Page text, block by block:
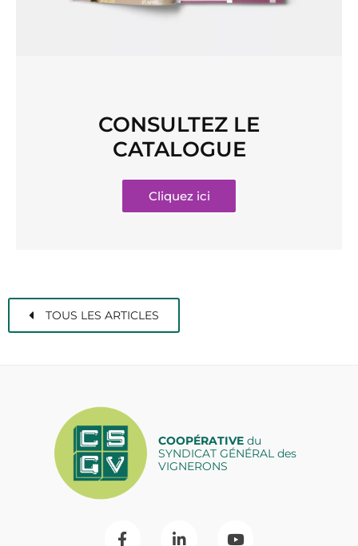
CONSULTEZ LE
CATALOGUE
Cliquez ici
TOUS LES ARTICLES
COOPÉRATIVEdu
SYNDICAT GÉNÉRAL des
VIGNERONS